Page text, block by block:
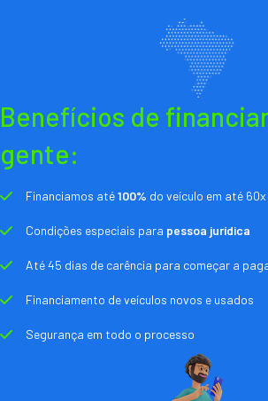
Benefícios de
gente:
Financiamos até100% do veículo em até 60x
Condições especiais para pessoa jurídica
Até 45 dias de carência para começar a
Financiamento de veículos novos e usados
Segurança em todo o processo